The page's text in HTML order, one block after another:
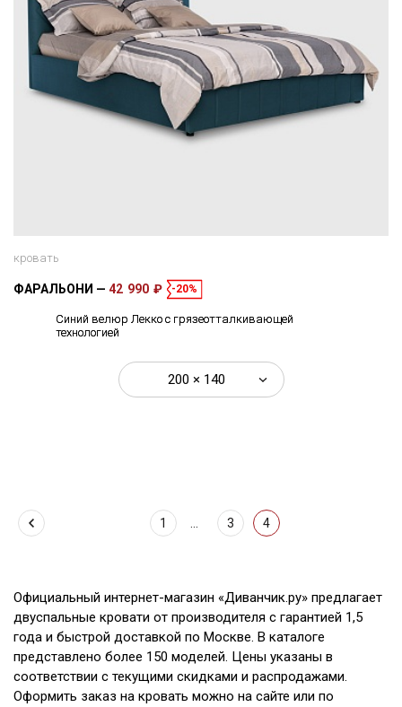
кровать
ФАРАЛЬОНИ 42 990 ₽ -20%
Синий велюр Лекко с грязеотталкивающей
технологией
200 × 140
1 3 4
Официальный интернет-магазин «Диванчик.ру» предлагает
двуспальные кровати от производителя с гарантией 1,5
года и быстрой доставкой по Москве. В каталоге
представлено более 150 моделей. Цены указаны в
соответствии с текущими скидками и распродажами.
Оформить заказ на кровать можно на сайте или по